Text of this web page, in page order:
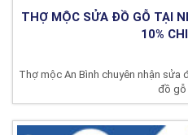
THỢ MỘC SỬA ĐỒ GỖ TẠI
10% CHI
Thợ mộc An Bình chuyên nhận sửa
đồ gỗ